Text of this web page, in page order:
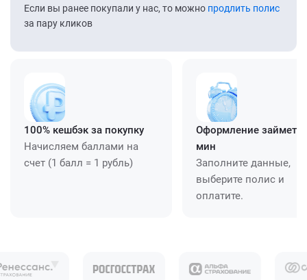
Если вы ранее покупали у нас, то можно продлить полис
за пару кликов
100% кешбэк за покупку
Начисляем баллами на
счет (1 балл = 1 рубль)
Оформление займет
мин
Заполните данные,
выберите полис и
оплатите.